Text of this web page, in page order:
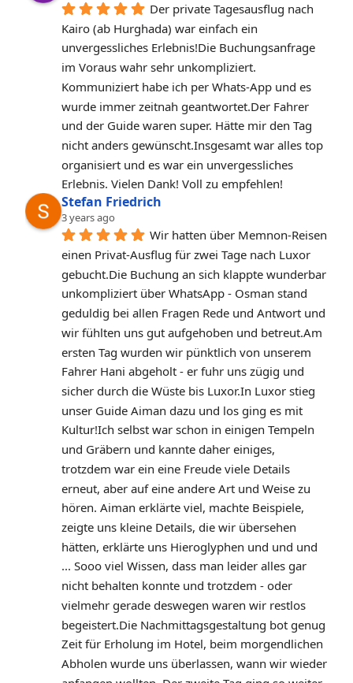
Der private Tagesausflug nach
Kairo (ab Hurghada) war einfach ein
unvergessliches Erlebnis!Die Buchungsanfrage
im Voraus wahr sehr unkompliziert.
Kommuniziert habe ich per Whats-App und es
wurde immer zeitnah geantwortet.Der Fahrer
und der Guide waren super. Hätte mir den Tag
nicht anders gewünscht.Insgesamt war alles top
organisiert und es war ein unvergessliches
Erlebnis. Vielen Dank! Voll zu empfehlen!
Stefan Friedrich
3 years ago
Wir hatten über Memnon-Reisen
einen Privat-Ausflug für zwei Tage nach Luxor
gebucht.Die Buchung an sich klappte wunderbar
unkompliziert über WhatsApp - Osman stand
geduldig bei allen Fragen Rede und Antwort und
wir fühlten uns gut aufgehoben und betreut.Am
ersten Tag wurden wir pünktlich von unserem
Fahrer Hani abgeholt - er fuhr uns zügig und
sicher durch die Wüste bis Luxor.In Luxor stieg
unser Guide Aiman dazu und los ging es mit
Kultur!Ich selbst war schon in einigen Tempeln
und Gräbern und kannte daher einiges,
trotzdem war ein eine Freude viele Details
erneut, aber auf eine andere Art und Weise zu
hören. Aiman erklärte viel, machte Beispiele,
zeigte uns kleine Details, die wir übersehen
hätten, erklärte uns Hieroglyphen und und und
... Sooo viel Wissen, dass man leider alles gar
nicht behalten konnte und trotzdem - oder
vielmehr gerade deswegen waren wir restlos
begeistert.Die Nachmittagsgestaltung bot genug
Zeit für Erholung im Hotel, beim morgendlichen
Abholen wurde uns überlassen, wann wir wieder